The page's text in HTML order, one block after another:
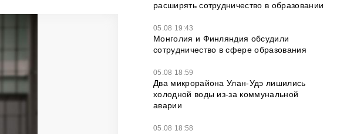
расширять сотрудничество в образовании
05.08 19:43
Монголия и Финляндия обсудили
сотрудничество в сфере образования
05.08 18:59
Два микрорайона Улан-Удэ лишились
холодной воды из-за коммунальной
аварии
05.08 18:58